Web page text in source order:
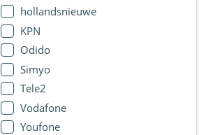
hollandsnieuwe
KPN
Odido
Simyo
Tele2
Vodafone
Youfone